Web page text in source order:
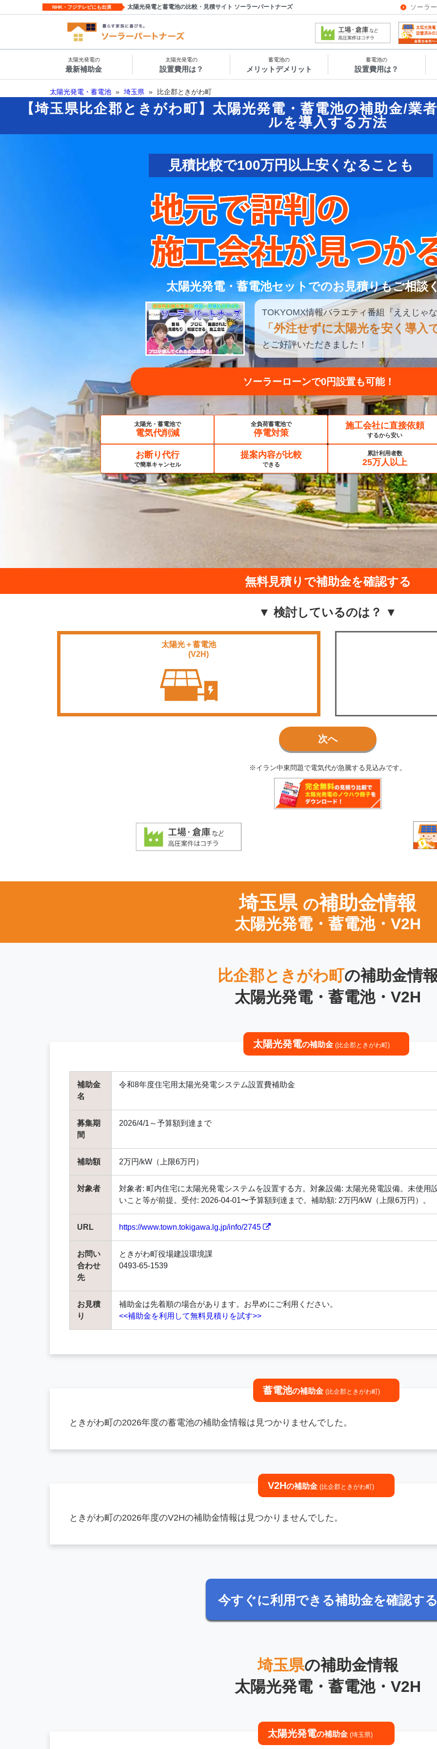
NHK・フジテレビにも出演 太陽光発電と蓄電池の比較・見積サイト ソーラーパートナーズ ソーラ
太陽光発電の
最新補助金
太陽光発電の
設置費用は？
蓄電池の
メリットデメリット
蓄電池の
設置費用は？
太陽光発電・蓄電池 » 埼玉県 » 比企郡ときがわ町
【埼玉県比企郡ときがわ町】太陽光発電・蓄電池の補助金/業
ルを導入する方法
見積比較で100万円以上安くなることも
太陽光発電・蓄電池セットでのお見積りもご相談
TOKYOMX情報バラエティ番組 『ええじゃ
「外注せずに太陽光を安く導入
とご好評いただきました！
見積もり比較してみる
太陽光・蓄電池で
電気代削減
全負荷蓄電池で
停電対策
施工会社に直接依頼
するから安い
お断り代行
で簡単キャンセル
提案内容が比較
できる
累計利用者数
25万人以上
無料見積りで補助金を確認する
▼ 検討しているのは？ ▼
太陽光＋蓄電池
(V2H)
次へ
※イラン中東問題で電気代が急騰する見込みです。
埼玉県 の補助金情報
太陽光発電・蓄電池・V2H
比企郡ときがわ町の補助金情
太陽光発電・蓄電池・V2H
太陽光発電の補助金 (比企郡ときがわ町)
補助金
名
令和8年度住宅用太陽光発電システム設置費補助金
募集期
間
2026/4/1～予算額到達まで
補助額 2万円/kW（上限6万円）
対象者
対象者: 町内住宅に太陽光発電システムを設置する方。対象設備: 太陽光発電設備。未使用
いこと等が前提。受付: 2026-04-01〜予算額到達まで。補助額: 2万円/kW（上限6万円）。
URL https://www.town.tokigawa.lg.jp/info/2745
お問い
合わせ
先
ときがわ町役場建設環境課
0493-65-1539
お見積
り
補助金は先着順の場合があります。お早めにご利用ください。
<<補助金を利用して無料見積りを試す>>
蓄電池の補助金 (比企郡ときがわ町)
ときがわ町の2026年度の蓄電池の補助金情報は見つかりませんでした。
V2Hの補助金 (比企郡ときがわ町)
ときがわ町の2026年度のV2Hの補助金情報は見つかりませんでした。
今すぐに利用できる補助金を確認す
埼玉県の補助金情報
太陽光発電・蓄電池・V2H
太陽光発電の補助金 (埼玉県)